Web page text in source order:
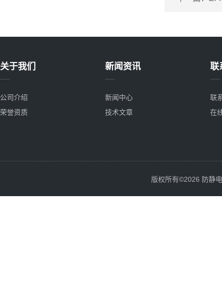
关于我们
公司介绍
荣誉资质
新闻资讯
新闻中心
技术文章
联
联
在
版权所有©2026 防静